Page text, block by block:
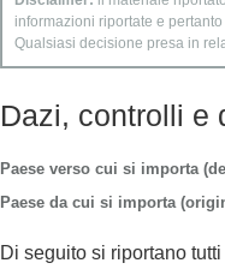
informazioni riportate e
Qualsiasi decisione presa in
Dazi, controlli e
Paese verso cui si importa
Paese da cui si importa
Di seguito si riportano